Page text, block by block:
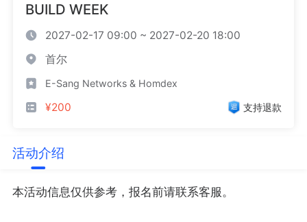
BUILD WEEK
2027-02-17 09:00 ~ 2027-02-20 18:00
首尔
E-Sang Networks & Homdex
¥200 支持退款
活动介绍
本活动信息仅供参考，报名前请联系客服。